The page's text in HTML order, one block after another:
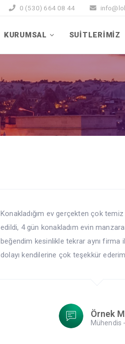
0 (530) 664 08 44
KURUMSAL SUİTLERİMİZ
Konakladığım ev gerçekten çok
edildi, 4 gün konakladım evin
beğendim kesinlikle tekrar aynı firma
dolayı kendilerine çok teşekkür
Örnek
Mühendis